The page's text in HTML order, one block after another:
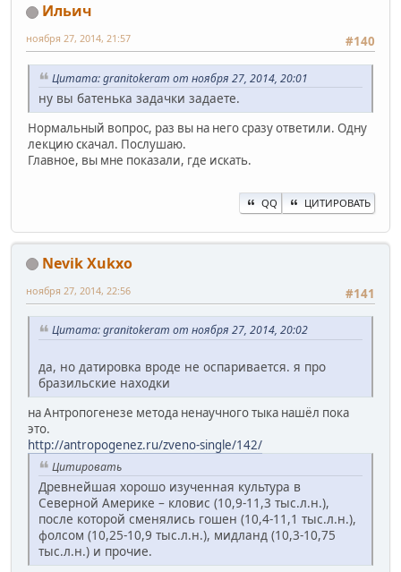
Ильич
#140
ноября 27, 2014, 21:57
Цитата: granitokeram от ноября 27, 2014, 20:01
ну вы батенька задачки задаете.
Нормальный вопрос, раз вы на него сразу ответили. Одну
лекцию скачал. Послушаю.
Главное, вы мне показали, где искать.
QQ ЦИТИРОВАТЬ
Nevik Xukxo
#141
ноября 27, 2014, 22:56
Цитата: granitokeram от ноября 27, 2014, 20:02
да, но датировка вроде не оспаривается. я про
бразильские находки
на Антропогенезе метода ненаучного тыка нашёл пока
это.
http://antropogenez.ru/zveno-single/142/
Цитировать
Древнейшая хорошо изученная культура в
Северной Америке – кловис (10,9-11,3 тыс.л.н.),
после которой сменялись гошен (10,4-11,1 тыс.л.н.),
фолсом (10,25-10,9 тыс.л.н.), мидланд (10,3-10,75
тыс.л.н.) и прочие.